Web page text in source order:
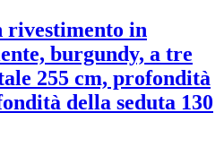
rivestimento in
burgundy, a tre
255 cm, profondità
della seduta 130